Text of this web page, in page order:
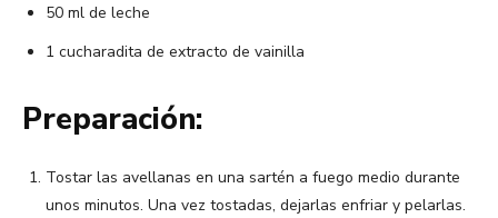
50 ml de leche
1 cucharadita de extracto de vainilla
Preparación:
Tostar las avellanas en una sartén a fuego medio durante
unos minutos. Una vez tostadas, dejarlas enfriar y pelarlas.